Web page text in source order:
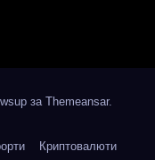
за Themeansar.
Криптовалюти